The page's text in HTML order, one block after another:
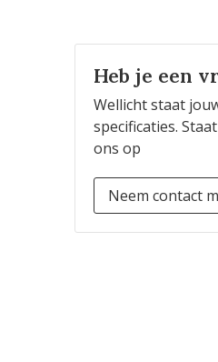
Heb je een
Wellicht staat
specificaties.
ons op
Neem contact